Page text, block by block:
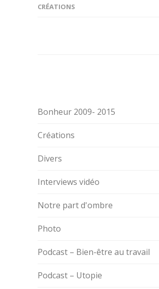
CRÉATIONS
Bonheur 2009- 2015
Créations
Divers
Interviews vidéo
Notre part d'ombre
Photo
Podcast – Bien-être au travail
Podcast – Utopie